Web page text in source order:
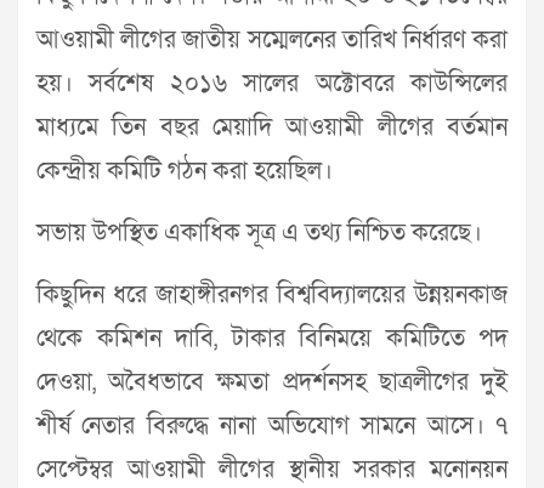
আওয়ামী লীগের জাতীয় সম্মেলনের তারিখ নির্ধারণ করা
হয়। সর্বশেষ ২০১৬ সালের অক্টোবরে কাউন্সিলের
মাধ্যমে তিন বছর মেয়াদি আওয়ামী লীগের বর্তমান
কেন্দ্রীয় কমিটি গঠন করা হয়েছিল।
সভায় উপস্থিত একাধিক সূত্র এ তথ্য নিশ্চিত করেছে।
কিছুদিন ধরে জাহাঙ্গীরনগর বিশ্ববিদ্যালয়ের উন্নয়নকাজ
থেকে কমিশন দাবি, টাকার বিনিময়ে কমিটিতে পদ
দেওয়া, অবৈধভাবে ক্ষমতা প্রদর্শনসহ ছাত্রলীগের দুই
শীর্ষ নেতার বিরুদ্ধে নানা অভিযোগ সামনে আসে। ৭
সেপ্টেম্বর আওয়ামী লীগের স্থানীয় সরকার মনোনয়ন